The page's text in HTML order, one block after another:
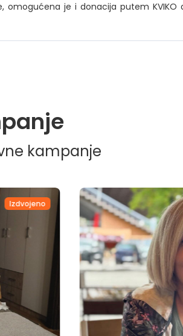
omogućena je i donacija putem KVIKO
kampanje
Izdvojeno